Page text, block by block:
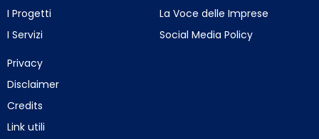
I Progetti
I Servizi
La Voce delle Imprese
Social Media Policy
Privacy
Disclaimer
Credits
Link utili